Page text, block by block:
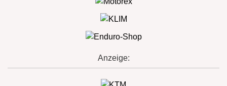
Anzeige: